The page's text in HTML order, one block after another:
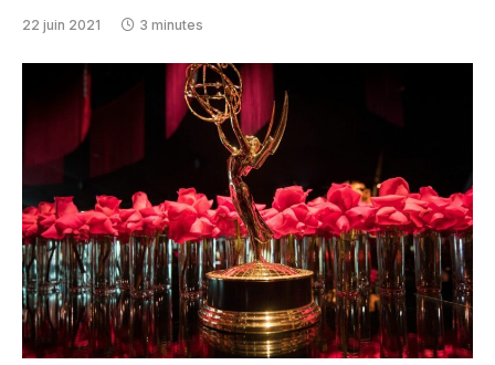
22 juin 2021 3 minutes